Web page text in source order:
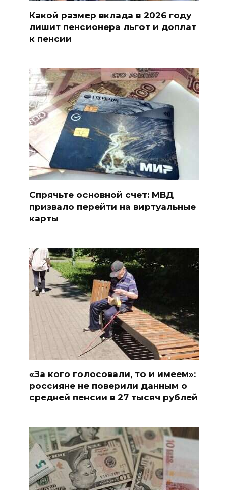
Какой размер вклада в 2026 году
лишит пенсионера льгот и доплат
к пенсии
Спрячьте основной счет: МВД
призвало перейти на виртуальные
карты
«За кого голосовали, то и имеем»:
россияне не поверили данным о
средней пенсии в 27 тысяч рублей